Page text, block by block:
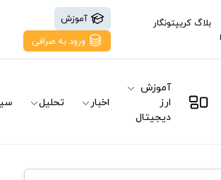
بلاگ کریپتونگار
آموزش
ورود به صرافی
آموزش
ارز
دیجیتال
اخبار تحلیل